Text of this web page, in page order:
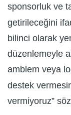
sponsorluk ve
getirileceğini
bilinci olarak
düzenlemeyle
amblem veya
destek
vermiyoruz”